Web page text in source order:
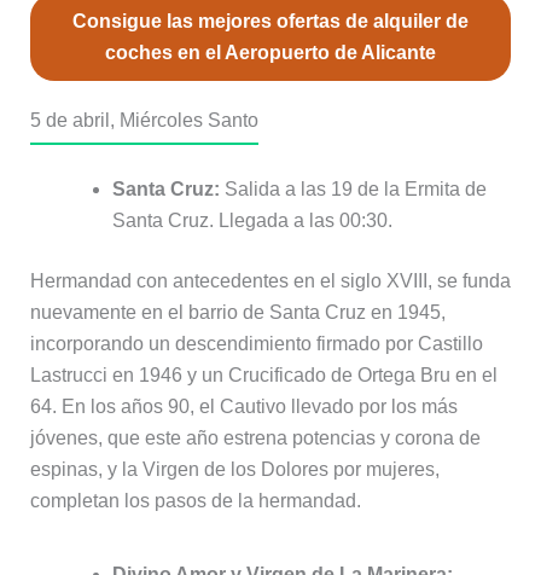
Consigue las mejores ofertas de alquiler de
coches en el Aeropuerto de Alicante
5 de abril, Miércoles Santo
Santa Cruz: Salida a las 19 de la Ermita de
Santa Cruz. Llegada a las 00:30.
Hermandad con antecedentes en el siglo XVIII, se funda
nuevamente en el barrio de Santa Cruz en 1945,
incorporando un descendimiento firmado por Castillo
Lastrucci en 1946 y un Crucificado de Ortega Bru en el
64. En los años 90, el Cautivo llevado por los más
jóvenes, que este año estrena potencias y corona de
espinas, y la Virgen de los Dolores por mujeres,
completan los pasos de la hermandad.